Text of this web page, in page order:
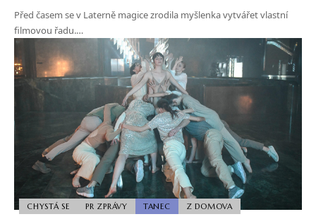
Před časem se v Laterně magice zrodila myšlenka vytvářet vlastní
filmovou řadu.…
CHYSTÁ SE PR ZPRÁVY TANEC Z DOMOVA